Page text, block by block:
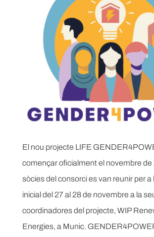
El nou projecte LIFE
començar oficialment el novembre de
sòcies del consorci es van reunir per a
inicial del 27 al 28 de novembre a la
coordinadores del projecte, WIP
Energies, a Munic.